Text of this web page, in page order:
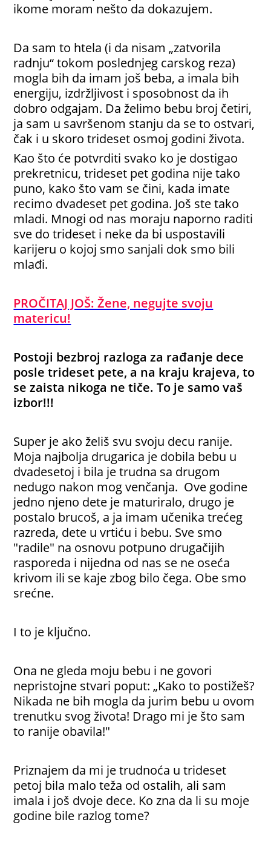
ikome moram nešto da dokazujem.
Da sam to htela (i da nisam „zatvorila
radnju“ tokom poslednjeg carskog reza)
mogla bih da imam još beba, a imala bih
energiju, izdržljivost i sposobnost da ih
dobro odgajam. Da želimo bebu broj četiri,
ja sam u savršenom stanju da se to ostvari,
čak i u skoro trideset osmoj godini života.
Kao što će potvrditi svako ko je dostigao
prekretnicu, trideset pet godina nije tako
puno, kako što vam se čini, kada imate
recimo dvadeset pet godina. Još ste tako
mladi. Mnogi od nas moraju naporno raditi
sve do trideset i neke da bi uspostavili
karijeru o kojoj smo sanjali dok smo bili
mlađi.
PROČITAJ JOŠ: Žene, negujte svoju
matericu!
Postoji bezbroj razloga za rađanje dece
posle trideset pete, a na kraju krajeva, to
se zaista nikoga ne tiče. To je samo vaš
izbor!!!
Super je ako želiš svu svoju decu ranije.
Moja najbolja drugarica je dobila bebu u
dvadesetoj i bila je trudna sa drugom
nedugo nakon mog venčanja. Ove godine
jedno njeno dete je maturiralo, drugo je
postalo brucoš, a ja imam učenika trećeg
razreda, dete u vrtiću i bebu. Sve smo
"radile" na osnovu potpuno drugačijih
rasporeda i nijedna od nas se ne oseća
krivom ili se kaje zbog bilo čega. Obe smo
srećne.
I to je ključno.
Ona ne gleda moju bebu i ne govori
nepristojne stvari poput: „Kako to postižeš?
Nikada ne bih mogla da jurim bebu u ovom
trenutku svog života! Drago mi je što sam
to ranije obavila!"
Priznajem da mi je trudnoća u trideset
petoj bila malo teža od ostalih, ali sam
imala i još dvoje dece. Ko zna da li su moje
godine bile razlog tome?